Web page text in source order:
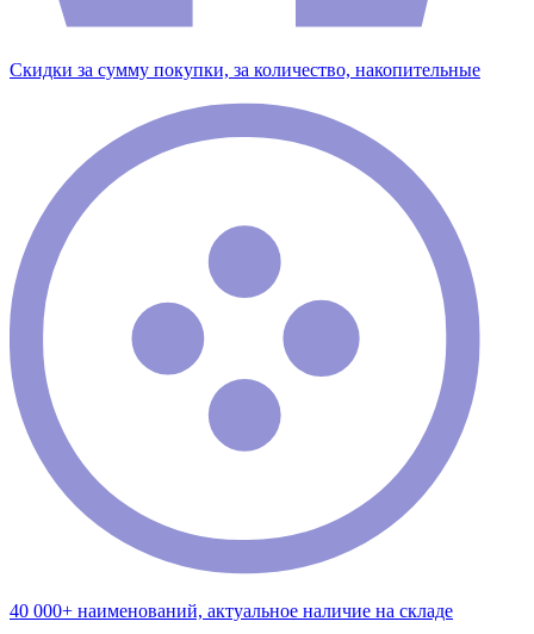
Скидки за сумму покупки, за количество, накопительные
40 000+ наименований, актуальное наличие на складе